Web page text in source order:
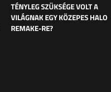
TÉNYLEG SZÜKSÉGE VOLT A
VILÁGNAK EGY KÖZEPES HALO
REMAKE-RE?